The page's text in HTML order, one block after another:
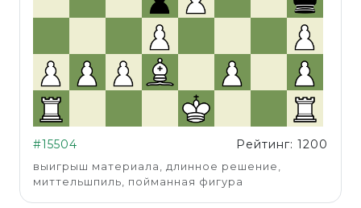
#15504 Рейтинг: 1200
выигрыш материала, длинное решение,
миттельшпиль, пойманная фигура